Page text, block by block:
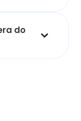
do